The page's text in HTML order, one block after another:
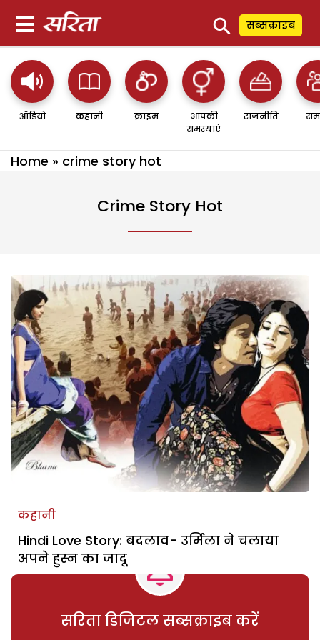
⚲ सब्सक्राइब
ऑडियो कहानी क्राइम
आपकी
समस्याएं
राजनीति
Home » crime story hot
Crime Story Hot
कहानी
Hindi Love Story: बदलाव- उर्मिला ने चलाया
अपने हुस्न का जादू
सरिता डिजिटल सब्सक्राइब करें